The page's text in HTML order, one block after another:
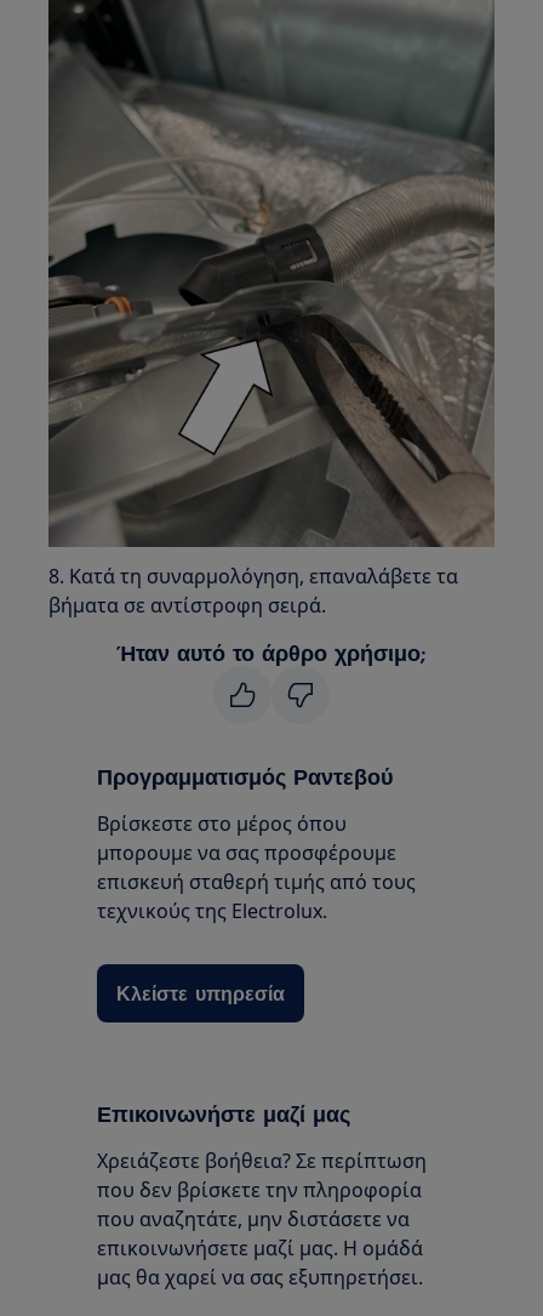
8. Κατά τη συναρμολόγηση, επαναλάβετε τα
βήματα σε αντίστροφη σειρά.
Ήταν αυτό το άρθρο χρήσιμο;
Προγραμματισμός Ραντεβού
Βρίσκεστε στο μέρος όπου
μπορουμε να σας προσφέρουμε
επισκευή σταθερή τιμής από τους
τεχνικούς της Electrolux.
Κλείστε υπηρεσία
Επικοινωνήστε μαζί μας
Χρειάζεστε βοήθεια? Σε περίπτωση
που δεν βρίσκετε την πληροφορία
που αναζητάτε, μην διστάσετε να
επικοινωνήσετε μαζί μας. Η ομάδά
μας θα χαρεί να σας εξυπηρετήσει.